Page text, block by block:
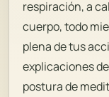
respiración, a
cuerpo, todo
plena de tus
explicaciones
postura de